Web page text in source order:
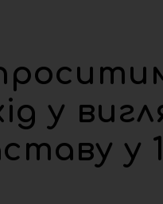
у
у